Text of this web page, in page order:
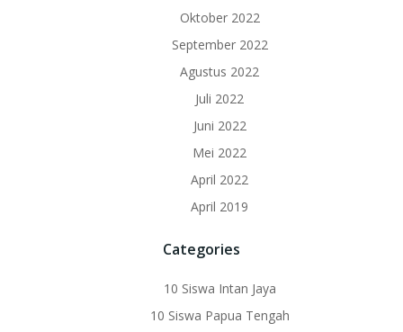
Oktober 2022
September 2022
Agustus 2022
Juli 2022
Juni 2022
Mei 2022
April 2022
April 2019
Categories
10 Siswa Intan Jaya
10 Siswa Papua Tengah